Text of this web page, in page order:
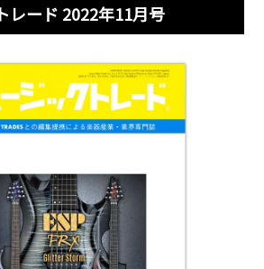
レード 2022年11月号